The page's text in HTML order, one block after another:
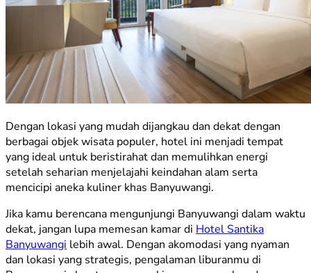
Dengan lokasi yang mudah dijangkau dan dekat dengan
berbagai objek wisata populer, hotel ini menjadi tempat
yang ideal untuk beristirahat dan memulihkan energi
setelah seharian menjelajahi keindahan alam serta
mencicipi aneka kuliner khas Banyuwangi.
Jika kamu berencana mengunjungi Banyuwangi dalam waktu
dekat, jangan lupa memesan kamar di Hotel Santika
Banyuwangi lebih awal. Dengan akomodasi yang nyaman
dan lokasi yang strategis, pengalaman liburanmu di